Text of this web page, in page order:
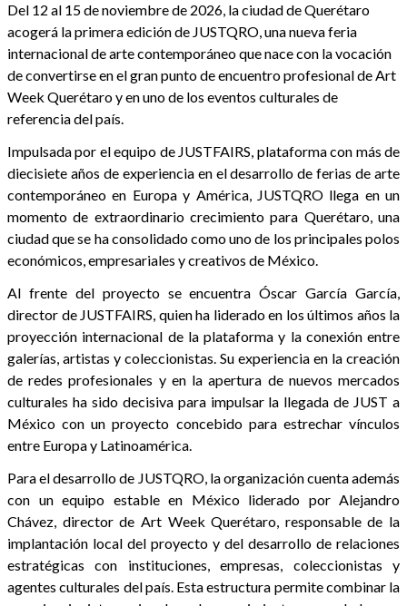
Del 12 al 15 de noviembre de 2026, la ciudad de Querétaro
acogerá la primera edición de JUSTQRO, una nueva feria
internacional de arte contemporáneo que nace con la vocación
de convertirse en el gran punto de encuentro profesional de Art
Week Querétaro y en uno de los eventos culturales de
referencia del país.
Impulsada por el equipo de JUSTFAIRS, plataforma con más de
diecisiete años de experiencia en el desarrollo de ferias de arte
contemporáneo en Europa y América, JUSTQRO llega en un
momento de extraordinario crecimiento para Querétaro, una
ciudad que se ha consolidado como uno de los principales polos
económicos, empresariales y creativos de México.
Al frente del proyecto se encuentra Óscar García García,
director de JUSTFAIRS, quien ha liderado en los últimos años la
proyección internacional de la plataforma y la conexión entre
galerías, artistas y coleccionistas. Su experiencia en la creación
de redes profesionales y en la apertura de nuevos mercados
culturales ha sido decisiva para impulsar la llegada de JUST a
México con un proyecto concebido para estrechar vínculos
entre Europa y Latinoamérica.
Para el desarrollo de JUSTQRO, la organización cuenta además
con un equipo estable en México liderado por Alejandro
Chávez, director de Art Week Querétaro, responsable de la
implantación local del proyecto y del desarrollo de relaciones
estratégicas con instituciones, empresas, coleccionistas y
agentes culturales del país. Esta estructura permite combinar la